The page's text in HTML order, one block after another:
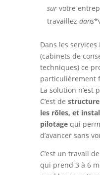
survotre
travaillez dans
Dans les services
(cabinets de
techniques) ce
particulièrement
La solution n’est
C’est de
les rôles, et
pilotagequi
d’avancer sans
C’est un travail
qui prend 3 à 6